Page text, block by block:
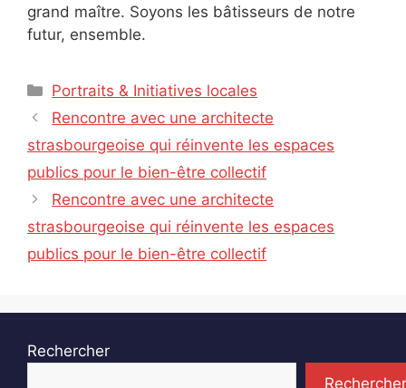
grand maître. Soyons les bâtisseurs de notre
futur, ensemble.
Catégories
Portraits & Initiatives locales
Rencontre avec une architecte
strasbourgeoise qui réinvente les espaces
publics pour le bien-être collectif
Rencontre avec une architecte
strasbourgeoise qui réinvente les espaces
publics pour le bien-être collectif
Rechercher
Rechercher